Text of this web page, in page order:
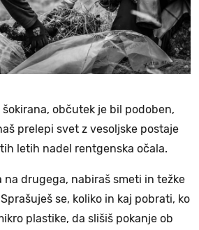
občutek je bil podoben,
prelepi svet z vesoljske postaje
letih nadel rentgenska očala.
na drugega, nabiraš smeti in težke
se, koliko in kaj pobrati, ko
plastike, da slišiš pokanje ob